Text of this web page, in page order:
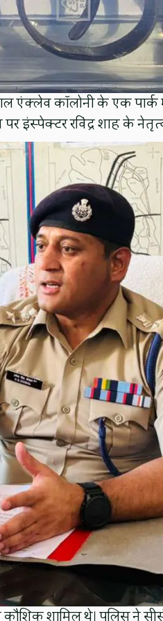
एंक्लेव कॉलोनी के एक पार्क
इंस्पेक्टर रविंद्र शाह के